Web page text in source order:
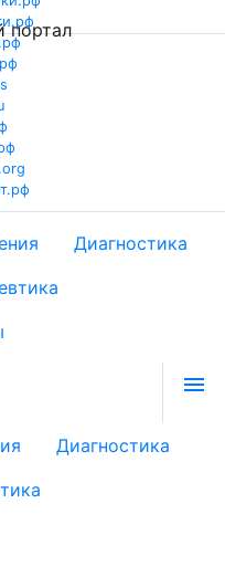
портал
Диагностика

Диагностика